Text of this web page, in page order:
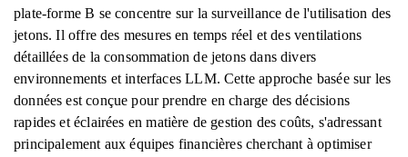
plate-forme B se concentre sur la surveillance de l'utilisation des
jetons. Il offre des mesures en temps réel et des ventilations
détaillées de la consommation de jetons dans divers
environnements et interfaces LLM. Cette approche basée sur les
données est conçue pour prendre en charge des décisions
rapides et éclairées en matière de gestion des coûts, s'adressant
principalement aux équipes financières cherchant à optimiser